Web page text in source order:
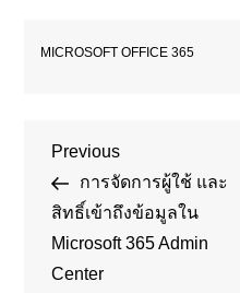
MICROSOFT OFFICE 365
Post
navigation
Previous
Post
Previous
การจัดการผู้ใช้ และ
สิทธิ์เข้าถึงข้อมูลใน
Microsoft 365 Admin
Center